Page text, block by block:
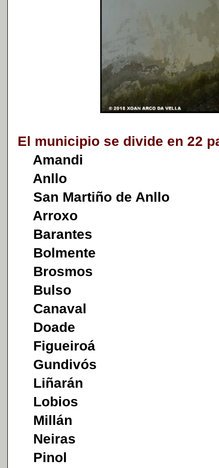
El municipio se divide en 22
Amandi
Anllo
San Martiño de Anllo
Arroxo
Barantes
Bolmente
Brosmos
Bulso
Canaval
Doade
Figueiroá
Gundivós
Liñarán
Lobios
Millán
Neiras
Pinol